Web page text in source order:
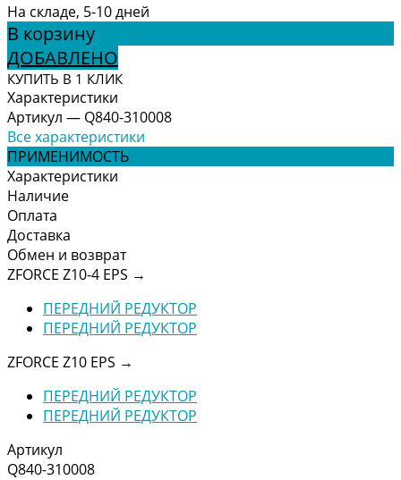
На складе, 5-10 дней
В корзину
ДОБАВЛЕНО
КУПИТЬ В 1 КЛИК
Характеристики
Артикул — Q840-310008
Все характеристики
ПРИМЕНИМОСТЬ
Характеристики
Наличие
Оплата
Доставка
Обмен и возврат
ZFORCE Z10-4 EPS →
ПЕРЕДНИЙ РЕДУКТОР
ПЕРЕДНИЙ РЕДУКТОР
ZFORCE Z10 EPS →
ПЕРЕДНИЙ РЕДУКТОР
ПЕРЕДНИЙ РЕДУКТОР
Артикул
Q840-310008